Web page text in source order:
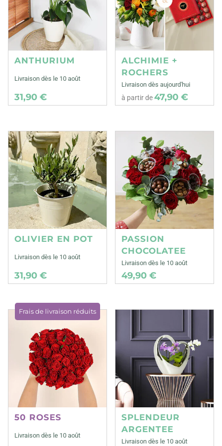
ANTHURIUM
Livraison dès le 10 août
31,90 €
ALCHIMIE +
ROCHERS
Livraison dès aujourd'hui
à partir de47,90 €
OLIVIER EN POT
Livraison dès le 10 août
31,90 €
PASSION
CHOCOLATEE
Livraison dès le 10 août
49,90 €
Frais de livraison réduits
50 ROSES
Livraison dès le 10 août
SPLENDEUR
ARGENTEE
Livraison dès le 10 août